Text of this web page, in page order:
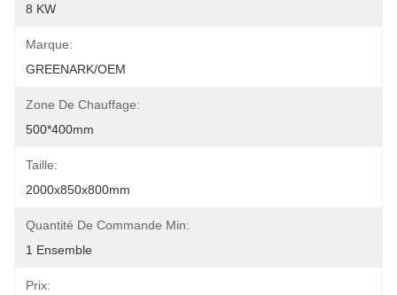
8 KW
Marque:
GREENARK/OEM
Zone De Chauffage:
500*400mm
Taille:
2000x850x800mm
Quantité De Commande Min:
1 Ensemble
Prix: